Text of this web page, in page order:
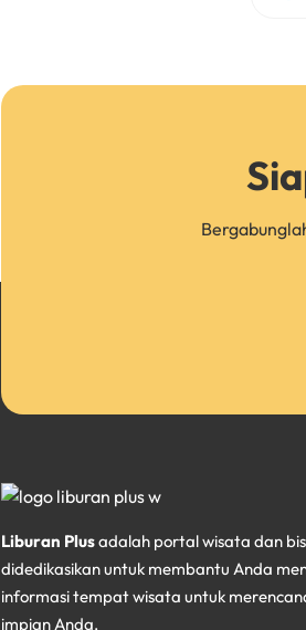
Liburan Plusadalah portal wisata dan
didedikasikan untuk membantu Anda
informasi tempat wisata untuk
impian Anda.